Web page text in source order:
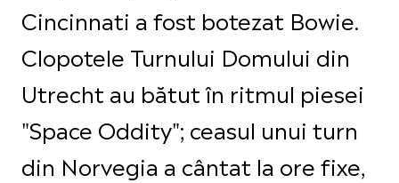
Cincinnati a fost botezat Bowie.
Clopotele Turnului Domului din
Utrecht au bătut în ritmul piesei
"Space Oddity"; ceasul unui turn
din Norvegia a cântat la ore fixe,